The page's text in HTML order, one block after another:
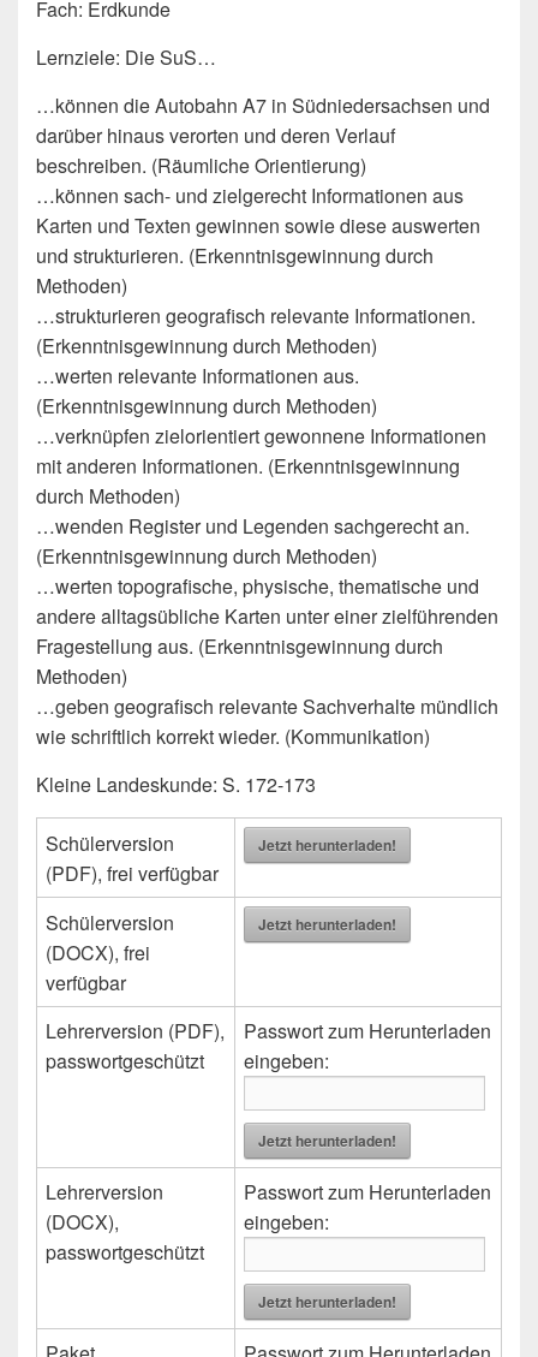
Fach: Erdkunde
Lernziele: Die SuS…
…können die Autobahn A7 in Südniedersachsen und
darüber hinaus verorten und deren Verlauf
beschreiben. (Räumliche Orientierung)
…können sach- und zielgerecht Informationen aus
Karten und Texten gewinnen sowie diese auswerten
und strukturieren. (Erkenntnisgewinnung durch
Methoden)
…strukturieren geografisch relevante Informationen.
(Erkenntnisgewinnung durch Methoden)
…werten relevante Informationen aus.
(Erkenntnisgewinnung durch Methoden)
…verknüpfen zielorientiert gewonnene Informationen
mit anderen Informationen. (Erkenntnisgewinnung
durch Methoden)
…wenden Register und Legenden sachgerecht an.
(Erkenntnisgewinnung durch Methoden)
…werten topografische, physische, thematische und
andere alltagsübliche Karten unter einer zielführenden
Fragestellung aus. (Erkenntnisgewinnung durch
Methoden)
…geben geografisch relevante Sachverhalte mündlich
wie schriftlich korrekt wieder. (Kommunikation)
Kleine Landeskunde: S. 172-173
Schülerversion
(PDF), frei verfügbar
Jetzt herunterladen!
Schülerversion
(DOCX), frei
verfügbar
Jetzt herunterladen!
Lehrerversion (PDF),
passwortgeschützt
Passwort zum Herunterladen
eingeben:
Jetzt herunterladen!
Lehrerversion
(DOCX),
passwortgeschützt
Passwort zum Herunterladen
eingeben:
Jetzt herunterladen!